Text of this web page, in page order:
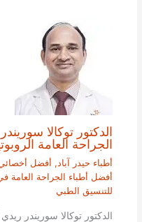
الدكتور توكالا
الجراحة العامة
أطباء حيدر آباد, أفضل أخصائي
أفضل أطباء الجراحة العامة في
للتنسيق الطبي
الدكتور توكالا سوريندر